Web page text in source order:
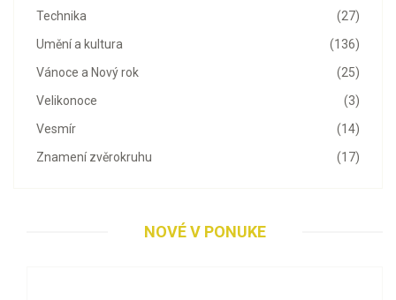
(27)
Technika
(136)
Umění a kultura
(25)
Vánoce a Nový rok
(3)
Velikonoce
(14)
Vesmír
(17)
Znamení zvěrokruhu
NOVÉ V PONUKE